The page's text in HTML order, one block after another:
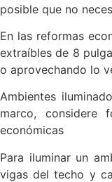
posible que no
En las reformas
extraíbles de 8
o aprovechando lo
Ambientes
marco, considere
económicas
Para iluminar un
vigas del techo y